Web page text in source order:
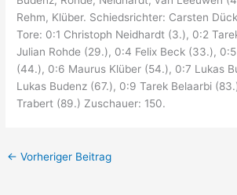
Rehm, Klüber. Schiedsrichter: Carsten
Tore: 0:1 Christoph Neidhardt (3.), 0:2
Julian Rohde (29.), 0:4 Felix Beck (33.),
(44.), 0:6 Maurus Klüber (54.), 0:7 Lukas
Lukas Budenz (67.), 0:9 Tarek Belaarbi
Trabert (89.) Zuschauer: 150.
← Vorheriger Beitrag